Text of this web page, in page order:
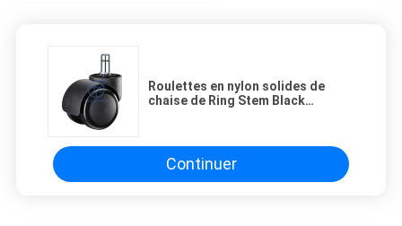
Roulettes en nylon solides de
chaise de Ring Stem Black
Continuer